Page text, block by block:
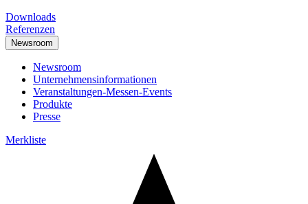
Downloads
Referenzen
Newsroom
Newsroom
Unternehmensinformationen
Veranstaltungen-Messen-Events
Produkte
Presse
Merkliste